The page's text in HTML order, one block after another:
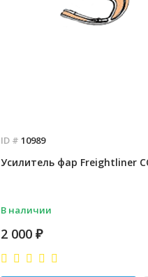
ID # 10989
Усилитель фар Freightliner
В наличии
2 000 ₽